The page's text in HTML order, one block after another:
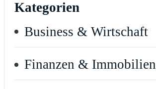
Kategorien
Business & Wirtschaft
Finanzen & Immobilien